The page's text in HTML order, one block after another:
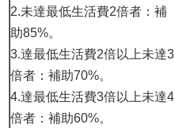
2.未達最低生活費2倍者：補
助85%。
3.達最低生活費2倍以上未達3
倍者：補助70%。
4.達最低生活費3倍以上未達4
倍者：補助60%。